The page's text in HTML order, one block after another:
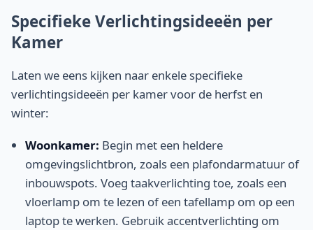
Specifieke Verlichtingsideeën per
Kamer
Laten we eens kijken naar enkele specifieke
verlichtingsideeën per kamer voor de herfst en
winter:
Woonkamer: Begin met een heldere
omgevingslichtbron, zoals een plafondarmatuur of
inbouwspots. Voeg taakverlichting toe, zoals een
vloerlamp om te lezen of een tafellamp om op een
laptop te werken. Gebruik accentverlichting om